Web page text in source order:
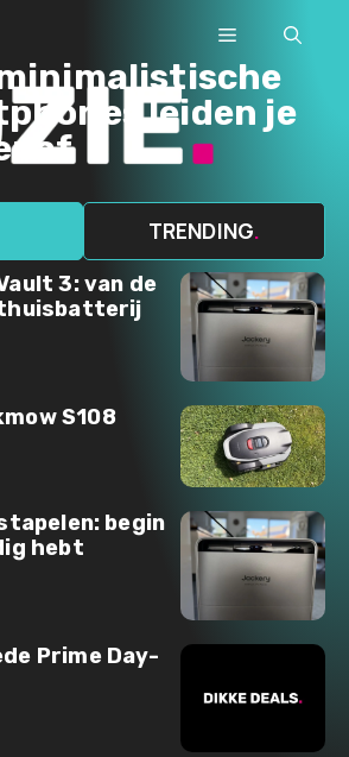
Menu
leiden je
af
TRENDING.
3: van de
thuisbatterij
S108
begin
hebt
Prime Day-